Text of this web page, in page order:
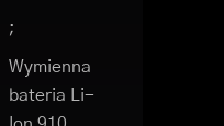
;
Wymienna
bateria Li-